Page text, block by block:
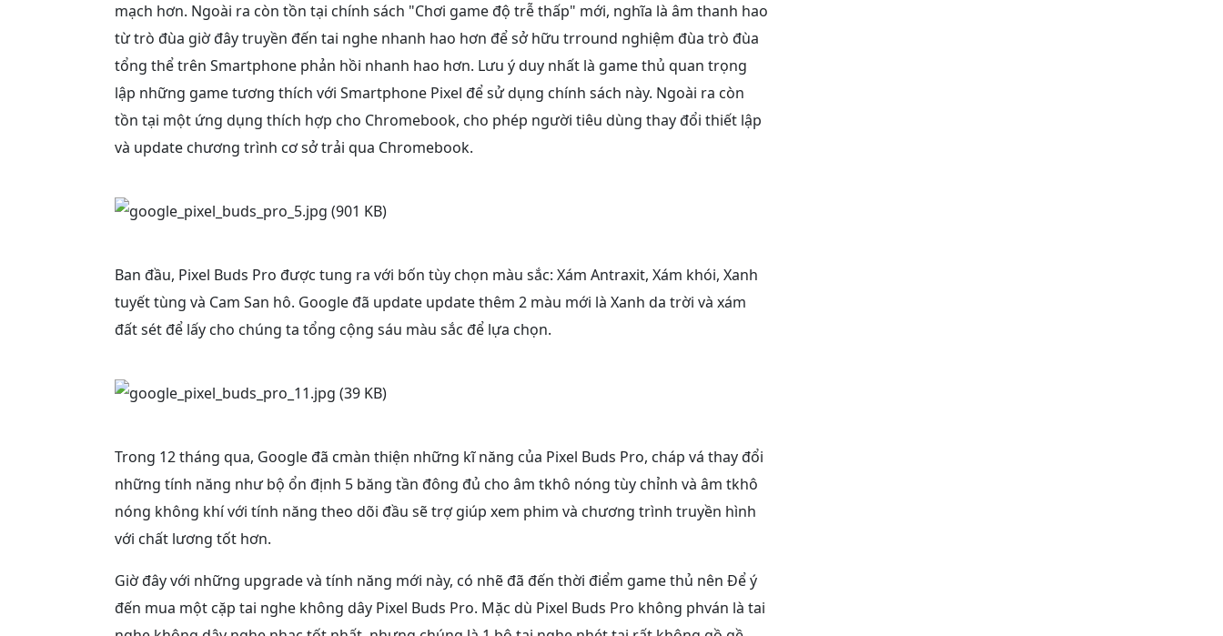
mạch hơn. Ngoài ra còn tồn tại chính sách "Chơi game độ trễ thấp" mới, nghĩa là âm thanh hao
từ trò đùa giờ đây truyền đến tai nghe nhanh hao hơn để sở hữu trround nghiệm đùa trò đùa
tổng thể trên Smartphone phản hồi nhanh hao hơn. Lưu ý duy nhất là game thủ quan trọng
lập những game tương thích với Smartphone Pixel để sử dụng chính sách này. Ngoài ra còn
tồn tại một ứng dụng thích hợp cho Chromebook, cho phép người tiêu dùng thay đổi thiết lập
và update chương trình cơ sở trải qua Chromebook.
Ban đầu, Pixel Buds Pro được tung ra với bốn tùy chọn màu sắc: Xám Antraxit, Xám khói, Xanh
tuyết tùng và Cam San hô. Google đã update update thêm 2 màu mới là Xanh da trời và xám
đất sét để lấy cho chúng ta tổng cộng sáu màu sắc để lựa chọn.
Trong 12 tháng qua, Google đã cmàn thiện những kĩ năng của Pixel Buds Pro, cháp vá thay đổi
những tính năng như bộ ổn định 5 băng tần đông đủ cho âm tkhô nóng tùy chỉnh và âm tkhô
nóng không khí với tính năng theo dõi đầu sẽ trợ giúp xem phim và chương trình truyền hình
với chất lương tốt hơn.
Giờ đây với những upgrade và tính năng mới này, có nhẽ đã đến thời điểm game thủ nên Để ý
đến mua một cặp tai nghe không dây Pixel Buds Pro. Mặc dù Pixel Buds Pro không phván là tai